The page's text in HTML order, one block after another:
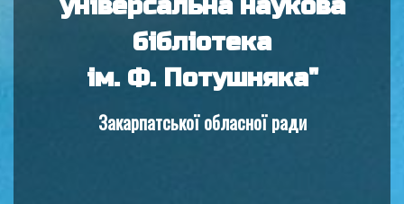
бібліотека
ім. Ф. Потушняка"
Закарпатської обласної ради